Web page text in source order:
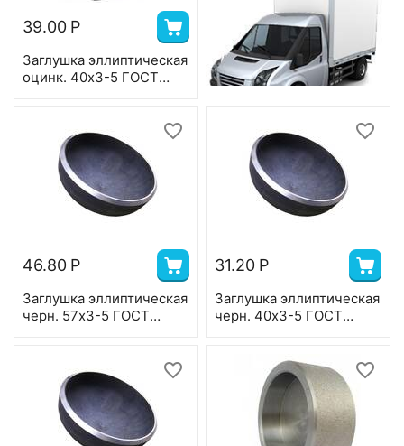
39.00 Р
Заглушка эллиптическая
оцинк. 40х3-5 ГОСТ
46.80 Р
Заглушка эллиптическая
черн. 57х3-5 ГОСТ
31.20 Р
Заглушка эллиптическая
черн. 40х3-5 ГОСТ